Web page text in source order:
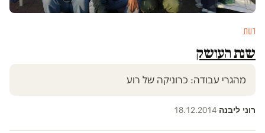
דעות
שנת העושק
מהגרי עבודה: כרוניקה של רוע
רוני ליבנה·
18.12.2014